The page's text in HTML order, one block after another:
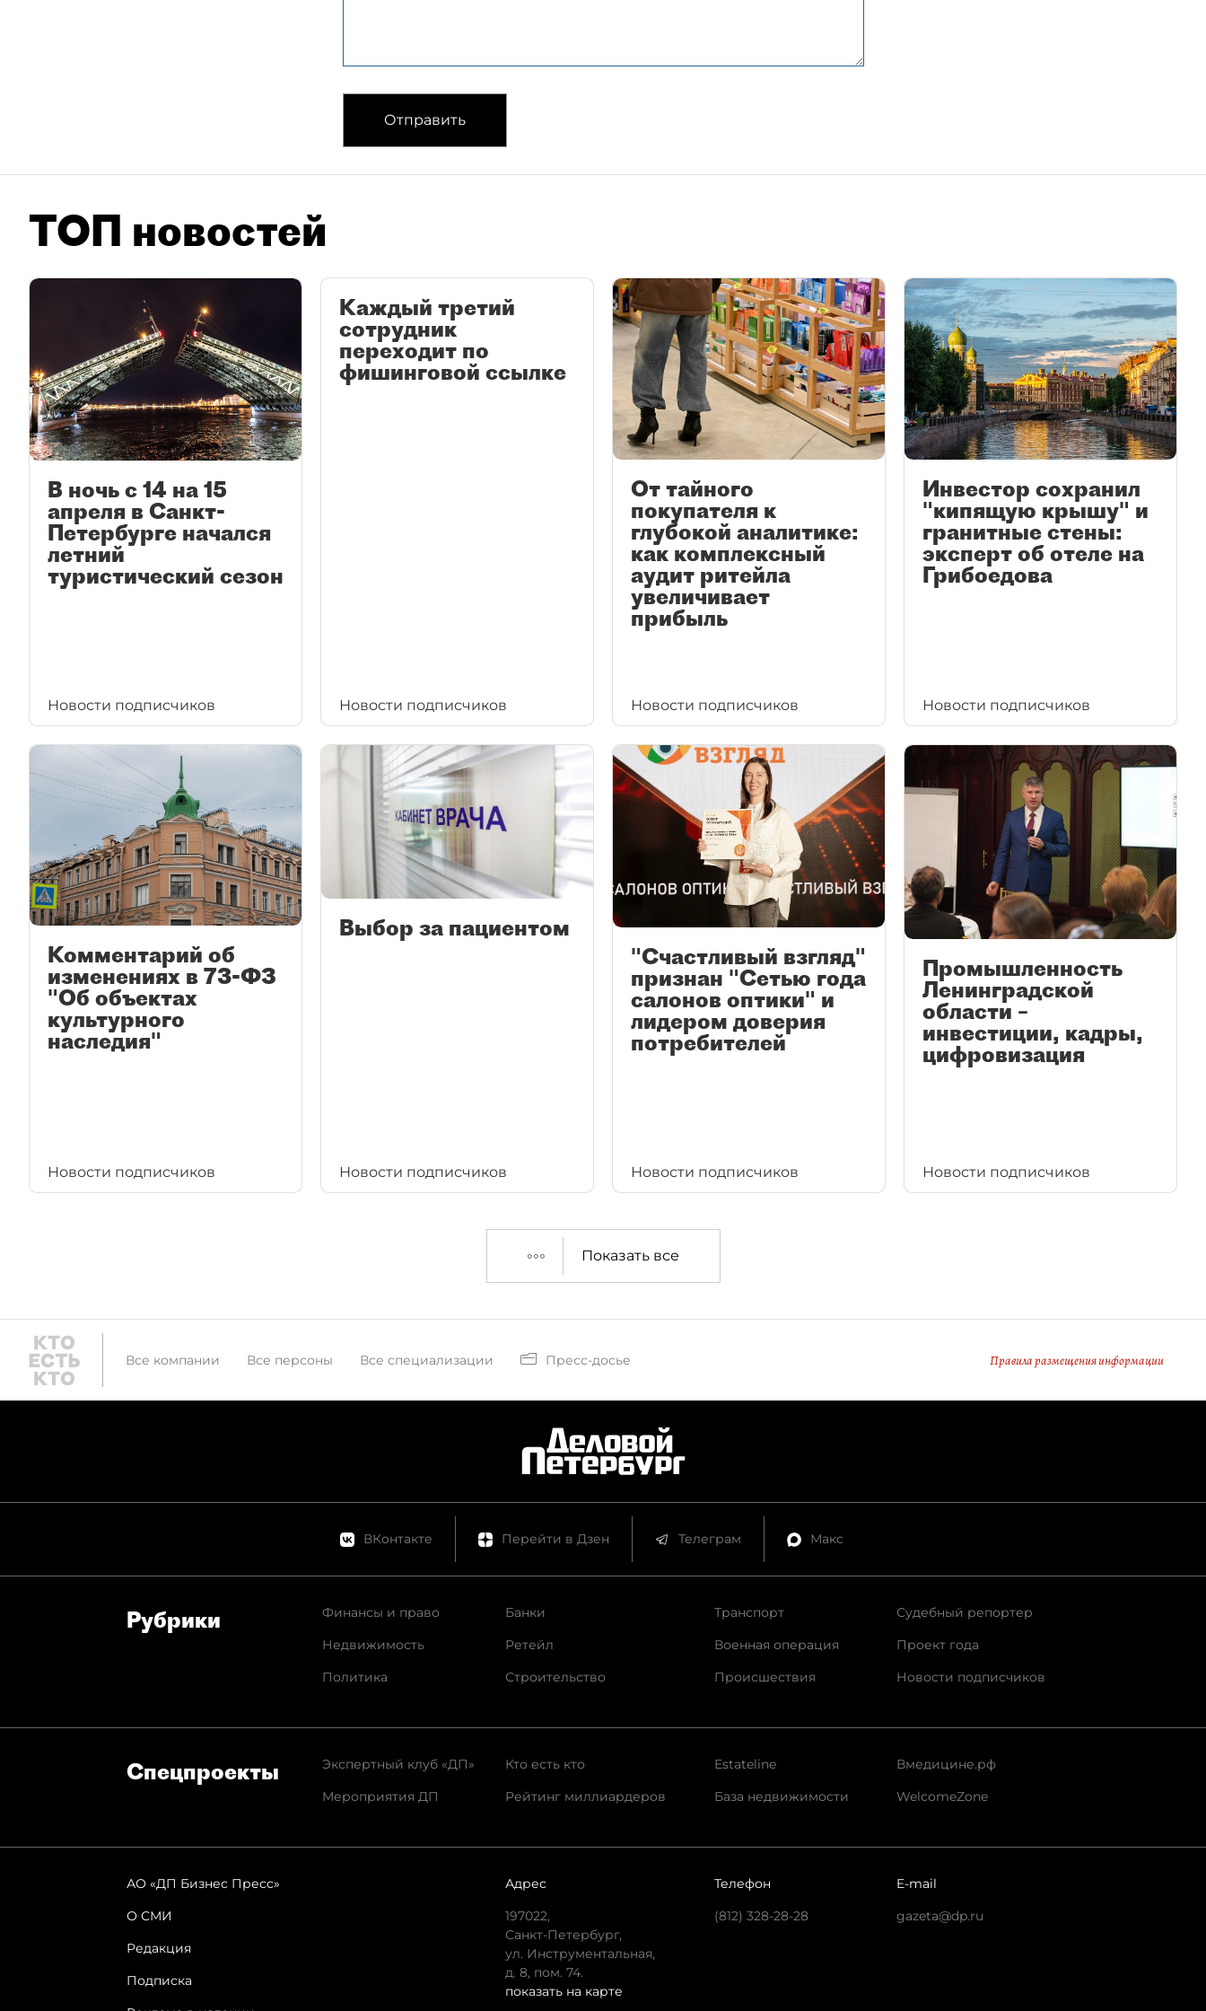
Отправить
ТОП новостей
В ночь с 14 на 15
апреля в Санкт-
Петербурге начался
летний
туристический сезон
Новости подписчиков
Каждый третий
сотрудник
переходит по
фишинговой ссылке
Новости подписчиков
От тайного
покупателя к
глубокой аналитике:
как комплексный
аудит ритейла
увеличивает
прибыль
Новости подписчиков
Инвестор сохранил
"кипящую крышу" и
гранитные стены:
эксперт об отеле на
Грибоедова
Новости подписчиков
Комментарий об
изменениях в 73-ФЗ
"Об объектах
культурного
наследия"
Новости подписчиков
Выбор за пациентом
Новости подписчиков
"Счастливый взгляд"
признан "Сетью года
салонов оптики" и
лидером доверия
потребителей
Новости подписчиков
Промышленность
Ленинградской
области –
инвестиции, кадры,
цифровизация
Новости подписчиков
Показать все
Все компании Все персоны Все специализации Пресс-досье Правила размещения информации
ВКонтакте Перейти в Дзен Телеграм Макс
Рубрики
Финансы и право
Недвижимость
Политика
Банки
Ретейл
Строительство
Транспорт
Военная операция
Происшествия
Судебный репортер
Проект года
Новости подписчиков
Спец­проекты
Экспертный клуб «ДП»
Мероприятия ДП
Кто есть кто
Рейтинг миллиардеров
Estateline
База недвижимости
Вмедицине.рф
WelcomeZone
АО «ДП Бизнес Пресс»
О СМИ
Редакция
Подписка
Адрес
197022,
Санкт-Петербург,
ул. Инструментальная,
д. 8, пом. 74.
показать на карте
Телефон
(812) 328-28-28
E-mail
gazeta@dp.ru